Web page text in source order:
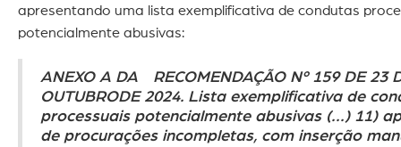
apresentando uma lista exemplificativa de condutas
potencialmente abusivas:
ANEXO A DA RECOMENDAÇÃO Nº 159 DE 23
OUTUBRODE 2024. Lista exemplificativa de
processuais potencialmente abusivas (...) 11)
de procurações incompletas, com inserção